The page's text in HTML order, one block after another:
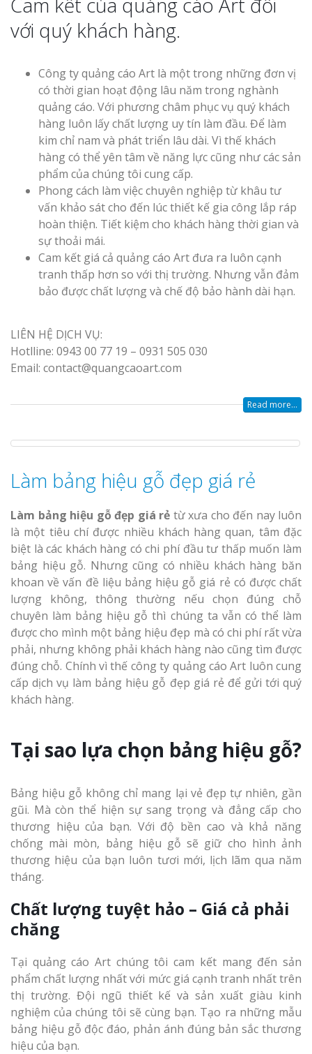
với quý khách hàng.
Công ty quảng cáo Art là một trong những đơn vị
có thời gian hoạt động lâu năm trong nghành
quảng cáo. Với phương châm phục vụ quý khách
hàng luôn lấy chất lượng uy tín làm đầu. Để làm
kim chỉ nam và phát triển lâu dài. Vì thế khách
hàng có thể yên tâm về năng lực cũng như các sản
phẩm của chúng tôi cung cấp.
Phong cách làm việc chuyên nghiệp từ khâu tư
vấn khảo sát cho đến lúc thiết kế gia công lắp ráp
hoàn thiện. Tiết kiệm cho khách hàng thời gian và
sự thoải mái.
Cam kết giá cả quảng cáo Art đưa ra luôn cạnh
tranh thấp hơn so với thị trường. Nhưng vẫn đảm
bảo được chất lượng và chế độ bảo hành dài hạn.
LIÊN HỆ DỊCH VỤ:
Hotlline: 0943 00 77 19 – 0931 505 030
Email: contact@quangcaoart.com
Read more...
Làm bảng hiệu gỗ đẹp giá rẻ
Làm bảng hiệu gỗ đẹp giá rẻ từ xưa cho đến nay luôn
là một tiêu chí được nhiều khách hàng quan, tâm đặc
biệt là các khách hàng có chi phí đầu tư thấp muốn làm
bảng hiệu gỗ. Nhưng cũng có nhiều khách hàng băn
khoan về vấn đề liệu bảng hiệu gỗ giá rẻ có được chất
lượng không, thông thường nếu chọn đúng chỗ
chuyên làm bảng hiệu gỗ thì chúng ta vẫn có thể làm
được cho mình một bảng hiệu đẹp mà có chi phí rất vừa
phải, nhưng không phải khách hàng nào cũng tìm được
đúng chỗ. Chính vì thế công ty quảng cáo Art luôn cung
cấp dịch vụ làm bảng hiệu gỗ đẹp giá rẻ để gửi tới quý
khách hàng.
Tại sao lựa chọn bảng hiệu gỗ?
Bảng hiệu gỗ không chỉ mang lại vẻ đẹp tự nhiên, gần
gũi. Mà còn thể hiện sự sang trọng và đẳng cấp cho
thương hiệu của bạn. Với độ bền cao và khả năng
chống mài mòn, bảng hiệu gỗ sẽ giữ cho hình ảnh
thương hiệu của bạn luôn tươi mới, lịch lãm qua năm
tháng.
Chất lượng tuyệt hảo – Giá cả phải
chăng
Tại quảng cáo Art chúng tôi cam kết mang đến sản
phẩm chất lượng nhất với mức giá cạnh tranh nhất trên
thị trường. Đội ngũ thiết kế và sản xuất giàu kinh
nghiệm của chúng tôi sẽ cùng bạn. Tạo ra những mẫu
bảng hiệu gỗ độc đáo, phản ánh đúng bản sắc thương
hiệu của bạn.